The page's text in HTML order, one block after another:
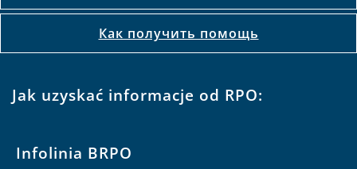
Как получить помощь
Jak uzyskać informacje od RPO:
Infolinia BRPO